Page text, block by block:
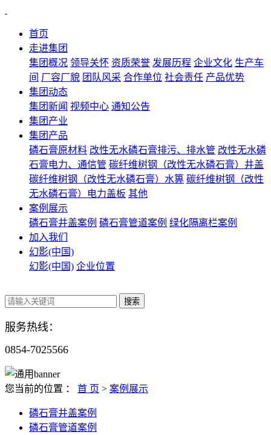
首页
走进集团
集团概况 领导关怀 资质荣誉 发展历程 企业文化 生产车
间 厂容厂貌 团队风采 合作单位 社会责任 产品优势
集团动态
集团新闻 视频中心 通知公告
集团产业
集团产品
磷石膏原材料 改性无水磷石膏排污、排水管 改性无水磷
石膏电力、通信管 碳纤维树钢（改性无水磷石膏）井盖
碳纤维树钢（改性无水磷石膏）水箅 碳纤维树钢（改性
无水磷石膏）电力盖板 其他
案例展示
磷石膏井盖案例 磷石膏管道案例 绿化隔离栏案例
加入我们
幻影(中国)
幻影(中国) 企业位置
服务热线：
0854-7025566
您当前的位置 ： 首 页 > 案例展示
磷石膏井盖案例
磷石膏管道案例